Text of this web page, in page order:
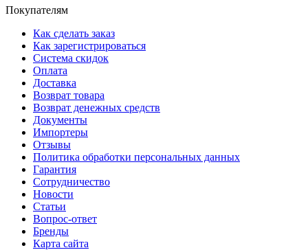
Покупателям
Как сделать заказ
Как зарегистрироваться
Система скидок
Оплата
Доставка
Возврат товара
Возврат денежных средств
Документы
Импортеры
Отзывы
Политика обработки персональных данных
Гарантия
Сотрудничество
Новости
Статьи
Вопрос-ответ
Бренды
Карта сайта